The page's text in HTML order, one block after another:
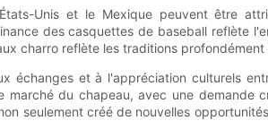
Unis et le Mexique peuvent être
des casquettes de baseball reflète
charro reflète les traditions
échanges et à l'appréciation culturels
du chapeau, avec une
seulement créé de nouvelles